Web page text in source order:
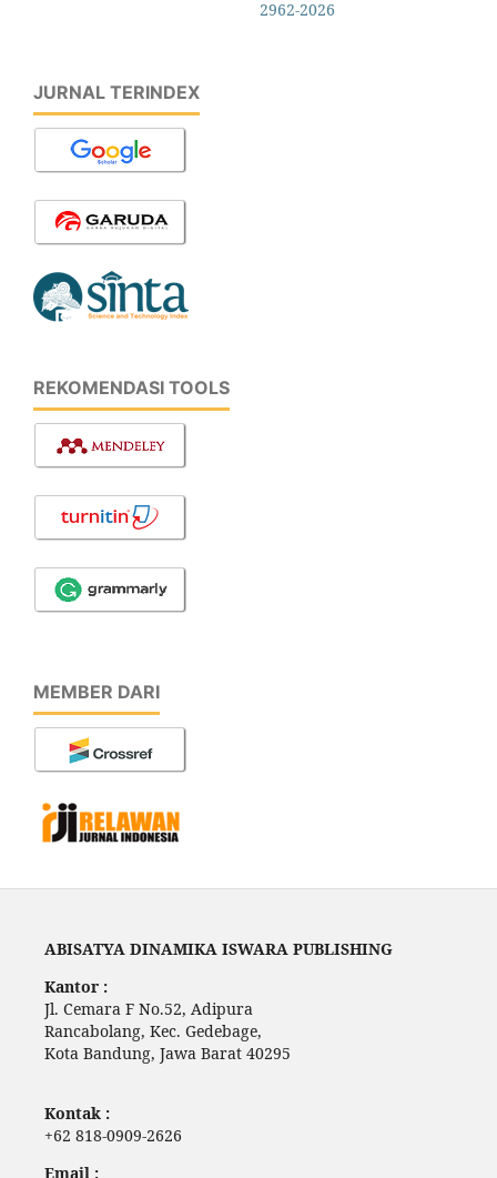
2962-2026
JURNAL TERINDEX
REKOMENDASI TOOLS
MEMBER DARI
ABISATYA DINAMIKA ISWARA PUBLISHING
Kantor :
Jl. Cemara F No.52, Adipura
Rancabolang, Kec. Gedebage,
Kota Bandung, Jawa Barat 40295
Kontak :
+62 818-0909-2626
Email :